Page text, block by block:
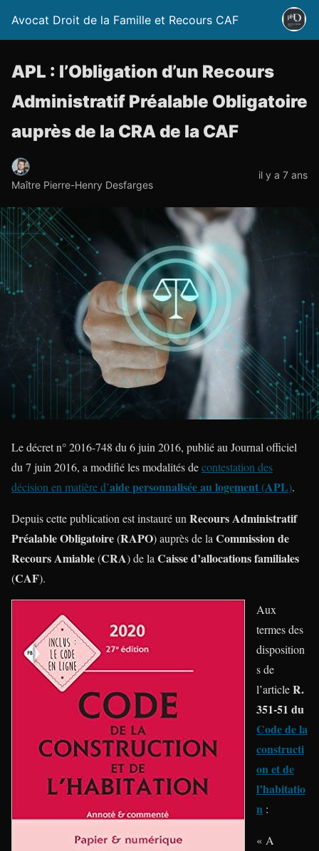
Avocat Droit de la Famille et Recours CAF
APL : l’Obligation d’un Recours
Administratif Préalable Obligatoire
auprès de la CRA de la CAF
Maître Pierre-Henry Desfarges
il y a 7 ans
Le décret n° 2016-748 du 6 juin 2016, publié au Journal officiel
du 7 juin 2016, a modifié les modalités decontestation des
décision en matière d’aide personnalisée au logement (APL).
Depuis cette publication est instauré un Recours Administratif
Préalable Obligatoire(RAPO) auprès de la Commission de
Recours Amiable(CRA) de la Caisse d’allocations familiales
(CAF).
Aux
termes des
disposition
s de
l’articleR.
351-51 du
Code de la
constructi
on et de
l’habitatio
n :
« A